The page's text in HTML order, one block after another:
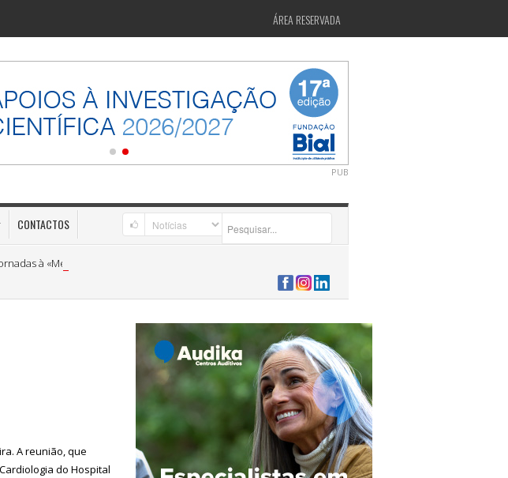
ÁREA RESERVADA
PUB
CONTACTOS
à «Medicina Preventiva»
A reunião, que
do Hospital